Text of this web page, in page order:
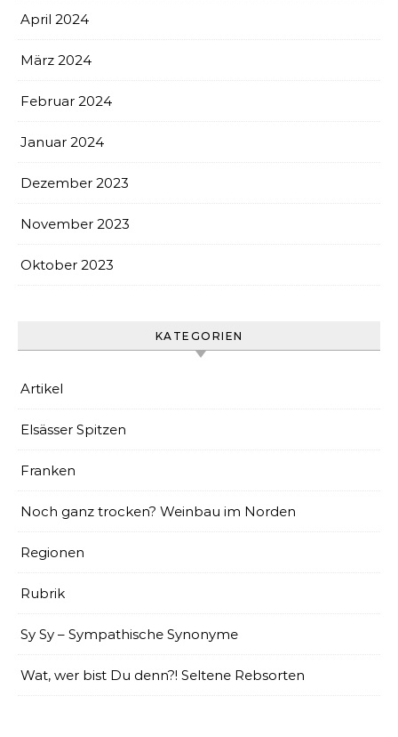
April 2024
März 2024
Februar 2024
Januar 2024
Dezember 2023
November 2023
Oktober 2023
KATEGORIEN
Artikel
Elsässer Spitzen
Franken
Noch ganz trocken? Weinbau im Norden
Regionen
Rubrik
Sy Sy – Sympathische Synonyme
Wat, wer bist Du denn?! Seltene Rebsorten